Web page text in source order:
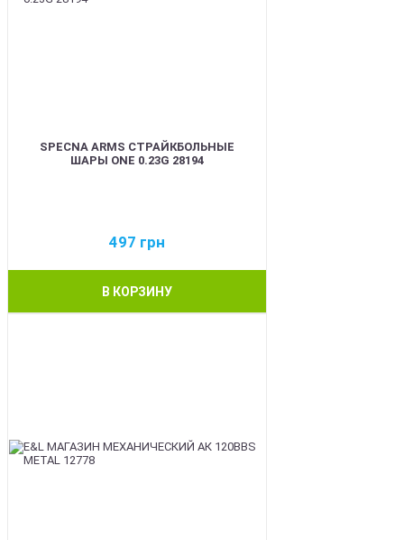
SPECNA ARMS СТРАЙКБОЛЬНЫЕ
ШАРЫ ONE 0.23G 28194
497 грн
В КОРЗИНУ